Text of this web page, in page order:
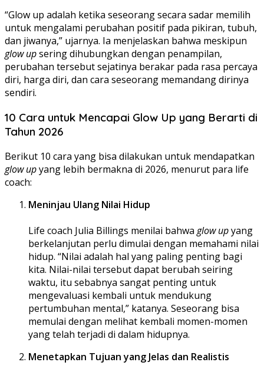
“Glow up adalah ketika seseorang secara sadar memilih
untuk mengalami perubahan positif pada pikiran, tubuh,
dan jiwanya,” ujarnya. Ia menjelaskan bahwa meskipun
glow upsering dihubungkan dengan penampilan,
perubahan tersebut sejatinya berakar pada rasa percaya
diri, harga diri, dan cara seseorang memandang dirinya
sendiri.
10 Cara untuk Mencapai Glow Up yang Berarti di
Tahun 2026
Berikut 10 cara yang bisa dilakukan untuk mendapatkan
glow upyang lebih bermakna di 2026, menurut para life
coach:
Meninjau Ulang Nilai Hidup
Life coach Julia Billings menilai bahwa glow upyang
berkelanjutan perlu dimulai dengan memahami nilai
hidup. “Nilai adalah hal yang paling penting bagi
kita. Nilai-nilai tersebut dapat berubah seiring
waktu, itu sebabnya sangat penting untuk
mengevaluasi kembali untuk mendukung
pertumbuhan mental,” katanya. Seseorang bisa
memulai dengan melihat kembali momen-momen
yang telah terjadi di dalam hidupnya.
Menetapkan Tujuan yang Jelas dan Realistis